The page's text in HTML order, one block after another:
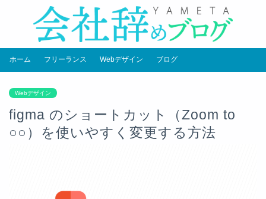
ホーム フリーランス Webデザイン ブログ
Webデザイン
figma のショートカット（Zoom to
○○）を使いやすく変更する方法